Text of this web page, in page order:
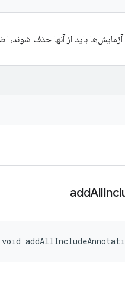
آزمایش‌ها باید از آنها حذف شوند،
All